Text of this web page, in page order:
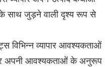
के साथ जुड़ने वाली दृश्य रूप से
विभिन्न व्यापार आवश्यकताओं
अपनी आवश्यकताओं के अनुरूप